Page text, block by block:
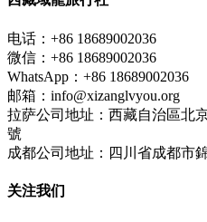
电话：+86 18689002036
微信：+86 18689002036
WhatsApp：+86 18689002036
邮箱：info@xizanglvyou.org
拉萨公司地址：西藏自治區北
號
成都公司地址：四川省成都市
关注我们